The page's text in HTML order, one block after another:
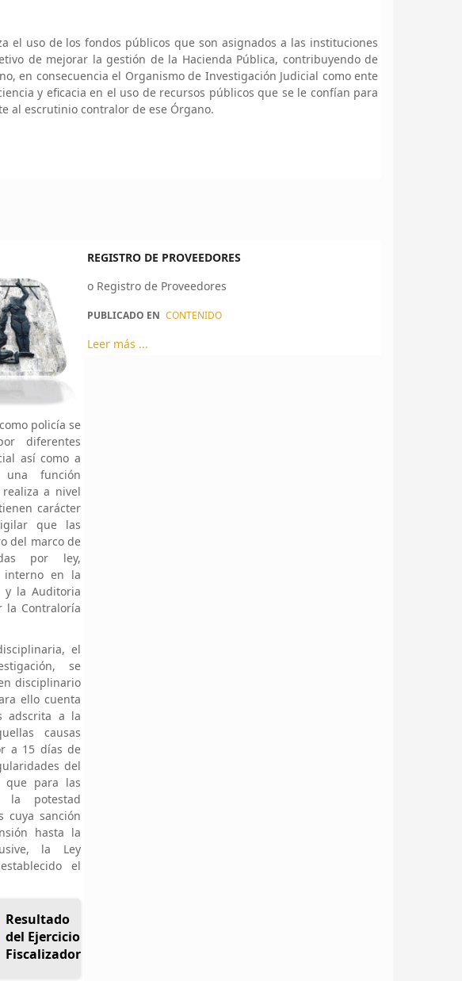
el uso de los fondos públicos que son asignados a las instituciones
de mejorar la gestión de la Hacienda Pública, contribuyendo de
en consecuencia el Organismo de Investigación Judicial como ente
y eficacia en el uso de recursos públicos que se le confían para
al escrutinio contralor de ese Órgano.
policía se
diferentes
así como a
función
a nivel
carácter
que las
del marco de
por ley,
interno en la
y la Auditoria
la Contraloría
el
se
disciplinario
ello cuenta
adscrita a la
causas
a 15 días de
del
que para las
la potestad
cuya sanción
hasta la
la Ley
el
Resultado
del Ejercicio
Fiscalizador
REGISTRO DE PROVEEDORES
o Registro de Proveedores
PUBLICADO EN CONTENIDO
Leer más ...